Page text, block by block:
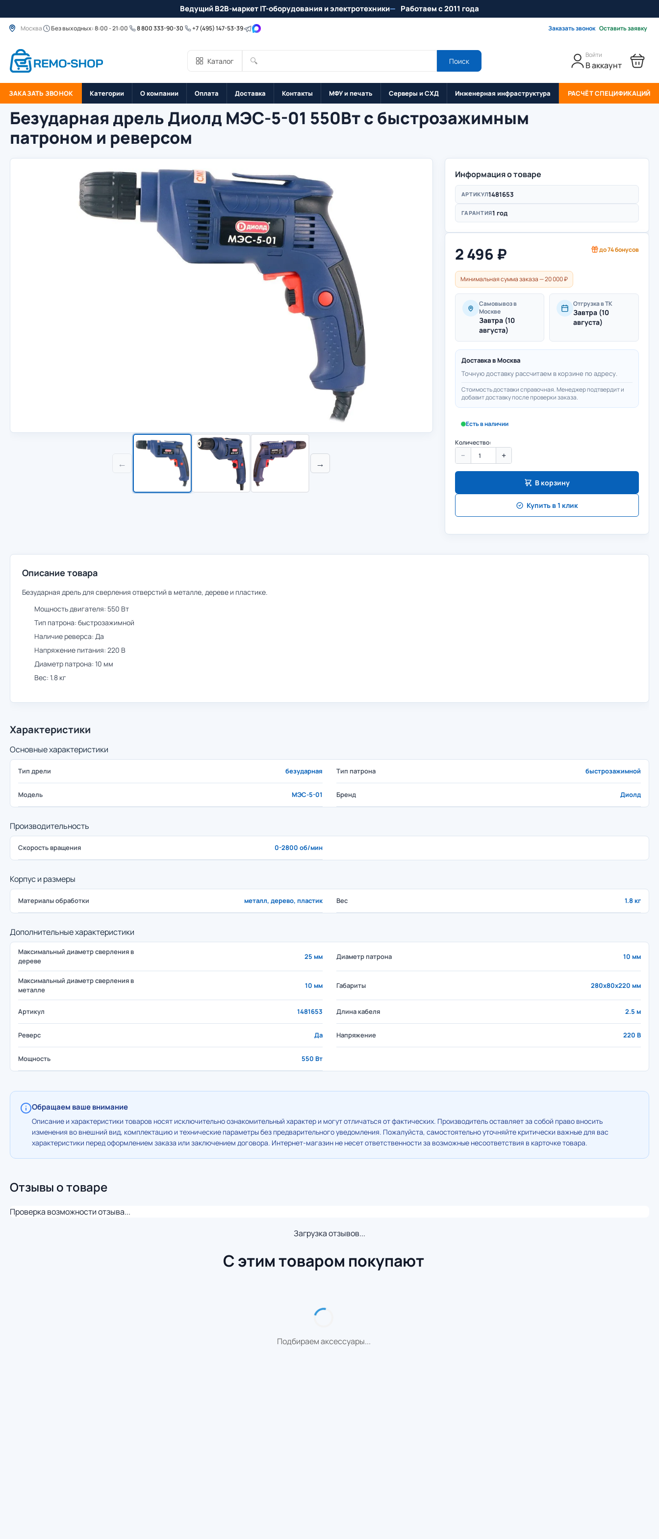
Ведущий B2B-маркет IT-оборудования и электротехники Работаем с 2011 года
Москва Без выходных: 8:00 - 21:00 8 800 333-90-30 +7 (495) 147-53-39 Заказать звонок Оставить заявку
Каталог 🔍 Поиск
Войти
В аккаунт
ЗАКАЗАТЬ ЗВОНОК Категории О компании Оплата Доставка Контакты МФУ и печать Серверы и СХД Инженерная инфраструктура РАСЧЁТ СПЕЦИФИКАЦИЙ
Безударная дрель Диолд МЭС-5-01 550Вт с быстрозажимным
патроном и реверсом
← →
Информация о товаре
АРТИКУЛ1481653
ГАРАНТИЯ1 год
2 496 ₽ до74бонусов
Минимальная сумма заказа — 20 000 ₽
Самовывоз в
Москве
Завтра (10
августа)
Отгрузка в ТК
Завтра (10
августа)
Доставка в Москва
Точную доставку рассчитаем в корзине по адресу.
Стоимость доставки справочная. Менеджер подтвердит и
добавит доставку после проверки заказа.
Есть в наличии
Количество:
− +
В корзину
Купить в 1 клик
Описание товара
Безударная дрель для сверления отверстий в металле, дереве и пластике.
Мощность двигателя: 550 Вт
Тип патрона: быстрозажимной
Наличие реверса: Да
Напряжение питания: 220 В
Диаметр патрона: 10 мм
Вес: 1.8 кг
Характеристики
Основные характеристики
Тип дрели безударная Тип патрона быстрозажимной
Модель МЭС-5-01 Бренд Диолд
Производительность
Скорость вращения 0-2800 об/мин
Корпус и размеры
Материалы обработки металл, дерево, пластик Вес 1.8 кг
Дополнительные характеристики
Максимальный диаметр сверления в
дереве
25 мм Диаметр патрона 10 мм
Максимальный диаметр сверления в
металле
10 мм Габариты 280x80x220 мм
Артикул 1481653 Длина кабеля 2.5 м
Реверс Да Напряжение 220 В
Мощность 550 Вт
Обращаем ваше внимание
Описание и характеристики товаров носят исключительно ознакомительный характер и могут отличаться от фактических. Производитель оставляет за собой право вносить
изменения во внешний вид, комплектацию и технические параметры без предварительного уведомления. Пожалуйста, самостоятельно уточняйте критически важные для вас
характеристики перед оформлением заказа или заключением договора. Интернет-магазин не несет ответственности за возможные несоответствия в карточке товара.
Отзывы о товаре
Проверка возможности отзыва...
Загрузка отзывов...
С этим товаром покупают
Подбираем аксессуары...